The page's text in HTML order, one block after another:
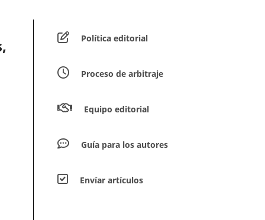
Política editorial
Proceso de arbitraje
Equipo editorial
Guía para los autores
Envíar artículos